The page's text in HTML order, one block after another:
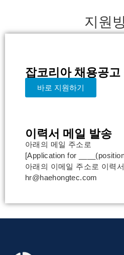
지원
잡코리아 채용공고
바로 지원하기
이력서 메일 발송
아래의 메일 주소로
[Application for
아래의 이메일 주소로 이력
hr@haehongtec.com